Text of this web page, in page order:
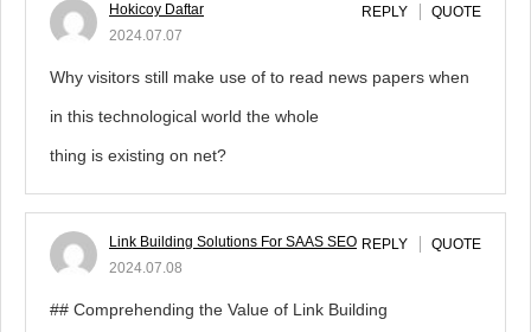
Hokicoy Daftar
2024.07.07
REPLY QUOTE
Why visitors still make use of to read news papers when
in this technological world the whole
thing is existing on net?
Link Building Solutions For SAAS SEO
2024.07.08
REPLY QUOTE
## Comprehending the Value of Link Building